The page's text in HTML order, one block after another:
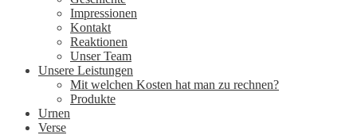
Impressionen
Kontakt
Reaktionen
Unser Team
Unsere Leistungen
Mit welchen Kosten hat man zu rechnen?
Produkte
Urnen
Verse